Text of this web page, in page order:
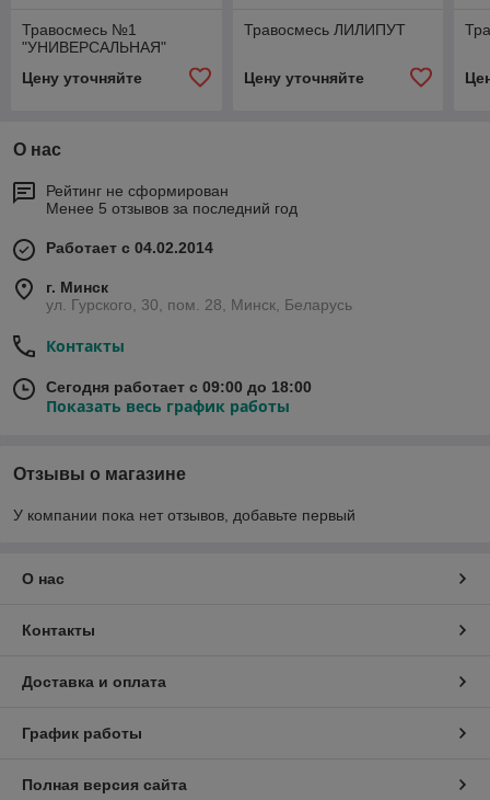
Травосмесь №1
"УНИВЕРСАЛЬНАЯ"
Цену уточняйте
Травосмесь ЛИЛИПУТ
Цену уточняйте
О нас
Рейтинг не сформирован
Менее 5 отзывов за последний год
Работает с 04.02.2014
г. Минск
ул. Гурского, 30, пом. 28, Минск, Беларусь
Контакты
Сегодня работает с 09:00 до 18:00
Показать весь график работы
Отзывы о магазине
У компании пока нет отзывов, добавьте первый
О нас
Контакты
Доставка и оплата
График работы
Полная версия сайта